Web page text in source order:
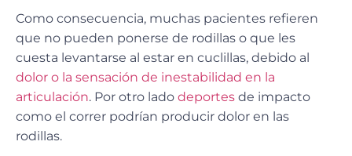
Como consecuencia, muchas pacientes refieren
que no pueden ponerse de rodillas o que les
cuesta levantarse al estar en cuclillas, debido al
dolor o la sensación de inestabilidad en la
articulación. Por otro lado deportes de impacto
como el correr podrían producir dolor en las
rodillas.